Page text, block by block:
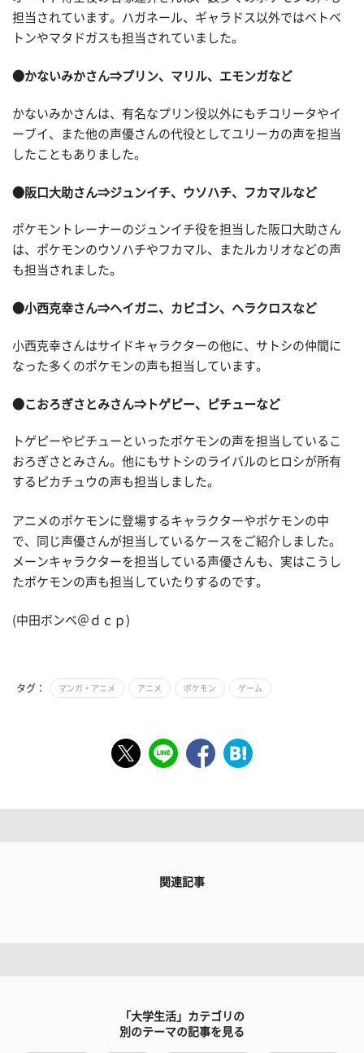
担当されています。ハガネール、ギャラドス以外ではベトベ
トンやマタドガスも担当されていました。
●かないみかさん⇒プリン、マリル、エモンガなど
かないみかさんは、有名なプリン役以外にもチコリータやイ
ーブイ、また他の声優さんの代役としてユリーカの声を担当
したこともありました。
●阪口大助さん⇒ジュンイチ、ウソハチ、フカマルなど
ポケモントレーナーのジュンイチ役を担当した阪口大助さん
は、ポケモンのウソハチやフカマル、またルカリオなどの声
も担当されました。
●小西克幸さん⇒ヘイガニ、カビゴン、ヘラクロスなど
小西克幸さんはサイドキャラクターの他に、サトシの仲間に
なった多くのポケモンの声も担当しています。
●こおろぎさとみさん⇒トゲピー、ピチューなど
トゲピーやピチューといったポケモンの声を担当しているこ
おろぎさとみさん。他にもサトシのライバルのヒロシが所有
するピカチュウの声も担当しました。
アニメのポケモンに登場するキャラクターやポケモンの中
で、同じ声優さんが担当しているケースをご紹介しました。
メーンキャラクターを担当している声優さんも、実はこうし
たポケモンの声も担当していたりするのです。
(中田ボンベ＠ｄｃｐ)
タグ： マンガ・アニメ アニメ ポケモン ゲーム
関連記事
「大学生活」カテゴリの
別のテーマの記事を見る